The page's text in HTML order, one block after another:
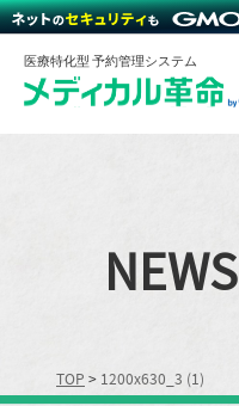
医療特化型 予約管理システム
NEWS
TOP > 1200x630_3 (1)